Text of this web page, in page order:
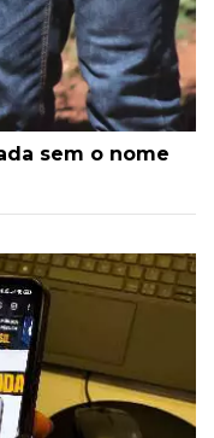
sem o nome